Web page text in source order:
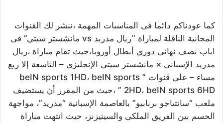
كما عودناكم دائما فى المناسبات المهمة ،ننشر لك القنوات
المجانية الناقلة لمباراة ‘‘ريال مدريد vs مانشستر سيتي’’ فى
اياب نصف نهائى دوري أبطال أوروبا،حيث تقام مباراة ،ريال
مدريد الإسبانى × مانشستر سيتى الإنجليزى – التاسعة إلا ربع
مساء – على قنوات ” beIN sports 1HD، beIN sports
2HD، beIN sports 6HD ” ،حيث من المقرر أن يستضيف
ملعب “سانتياجو برنابيو” بالعاصمة الإسبانية “مدريد”، مواجهة
الحسم بين الفريق الملكى والسيتيزنز، حيث انتهت مباراة